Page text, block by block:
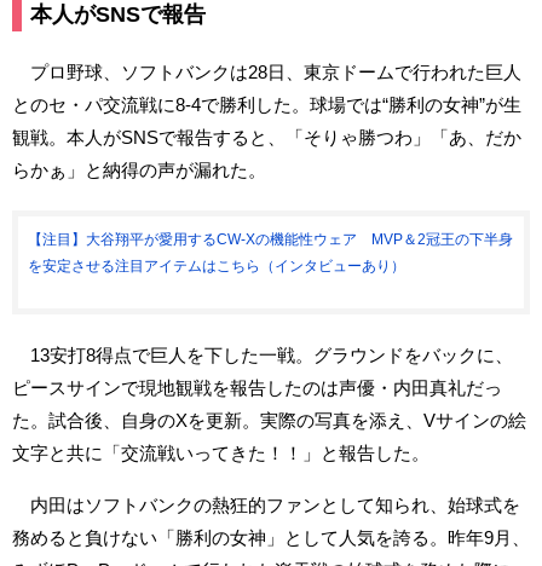
本人がSNSで報告
プロ野球、ソフトバンクは28日、東京ドームで行われた巨人
とのセ・パ交流戦に8-4で勝利した。球場では“勝利の女神”が生
観戦。本人がSNSで報告すると、「そりゃ勝つわ」「あ、だか
らかぁ」と納得の声が漏れた。
【注目】大谷翔平が愛用するCW-Xの機能性ウェア MVP＆2冠王の下半身
を安定させる注目アイテムはこちら（インタビューあり）
13安打8得点で巨人を下した一戦。グラウンドをバックに、
ピースサインで現地観戦を報告したのは声優・内田真礼だっ
た。試合後、自身のXを更新。実際の写真を添え、Vサインの絵
文字と共に「交流戦いってきた！！」と報告した。
内田はソフトバンクの熱狂的ファンとして知られ、始球式を
務めると負けない「勝利の女神」として人気を誇る。昨年9月、